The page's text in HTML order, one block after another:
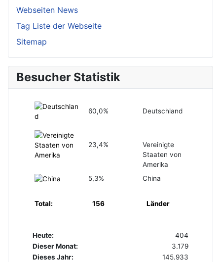
Webseiten News
Tag Liste der Webseite
Sitemap
Besucher Statistik
60,0% Deutschland
23,4%
Vereinigte
Staaten von
Amerika
5,3%
China
Total: 156 Länder
Heute:
404
Dieser Monat:
3.179
Dieses Jahr:
145.933